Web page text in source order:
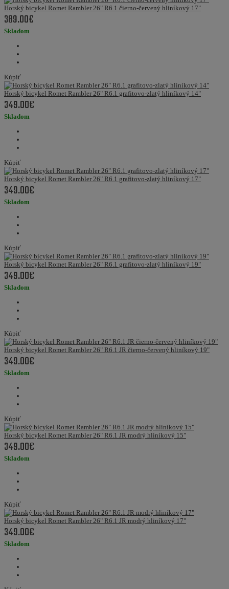
Horský bicykel Romet Rambler 26" R6.1 čierno-červený hliníkový 17"
389.00€
Skladom
Kúpiť
Horský bicykel Romet Rambler 26" R6.1 grafitovo-zlatý hliníkový 14"
349.00€
Skladom
Kúpiť
Horský bicykel Romet Rambler 26" R6.1 grafitovo-zlatý hliníkový 17"
349.00€
Skladom
Kúpiť
Horský bicykel Romet Rambler 26" R6.1 grafitovo-zlatý hliníkový 19"
349.00€
Skladom
Kúpiť
Horský bicykel Romet Rambler 26" R6.1 JR čierno-červený hliníkový 19"
349.00€
Skladom
Kúpiť
Horský bicykel Romet Rambler 26" R6.1 JR modrý hliníkový 15"
349.00€
Skladom
Kúpiť
Horský bicykel Romet Rambler 26" R6.1 JR modrý hliníkový 17"
349.00€
Skladom